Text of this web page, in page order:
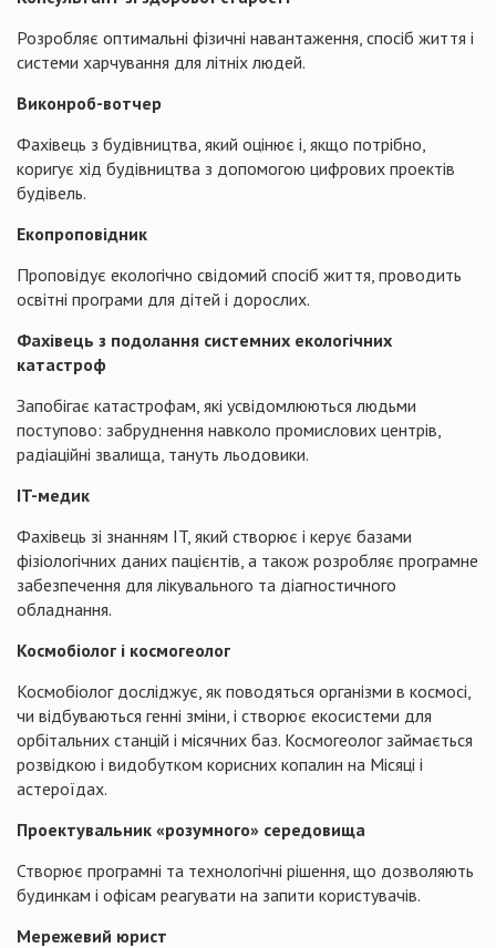
Розробляє оптимальні фізичні навантаження, спосіб життя і
системи харчування для літніх людей.
Виконроб-вотчер
Фахівець з будівництва, який оцінює і, якщо потрібно,
коригує хід будівництва з допомогою цифрових проектів
будівель.
Екопроповідник
Проповідує екологічно свідомий спосіб життя, проводить
освітні програми для дітей і дорослих.
Фахівець з подолання системних екологічних
катастроф
Запобігає катастрофам, які усвідомлюються людьми
поступово: забруднення навколо промислових центрів,
радіаційні звалища, тануть льодовики.
IT-медик
Фахівець зі знанням IT, який створює і керує базами
фізіологічних даних пацієнтів, а також розробляє програмне
забезпечення для лікувального та діагностичного
обладнання.
Космобіолог і космогеолог
Космобіолог досліджує, як поводяться організми в космосі,
чи відбуваються генні зміни, і створює екосистеми для
орбітальних станцій і місячних баз. Космогеолог займається
розвідкою і видобутком корисних копалин на Місяці і
астероїдах.
Проектувальник «розумного» середовища
Створює програмні та технологічні рішення, що дозволяють
будинкам і офісам реагувати на запити користувачів.
Мережевий юрист